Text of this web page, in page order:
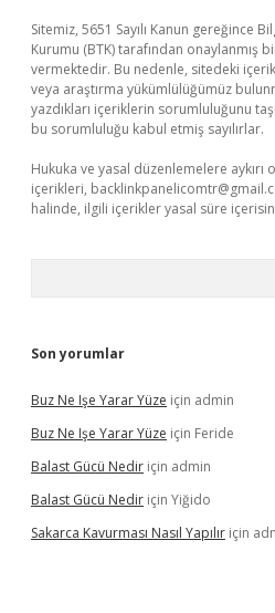
Sitemiz, 5651 Sayılı Kanun gereğince
Kurumu (BTK) tarafından onaylanmış
vermektedir. Bu nedenle, sitedeki
veya araştırma yükümlülüğümüz
yazdıkları içeriklerin sorumluluğunu
bu sorumluluğu kabul etmiş sayılırlar.
Hukuka ve yasal düzenlemelere
içerikleri,
halinde, ilgili içerikler yasal süre
Son yorumlar
Buz Ne Işe Yarar Yüze için admin
Buz Ne Işe Yarar Yüze için Feride
Balast Gücü Nedir için admin
Balast Gücü Nedir için Yiğido
Sakarca Kavurması Nasıl Yapılır için